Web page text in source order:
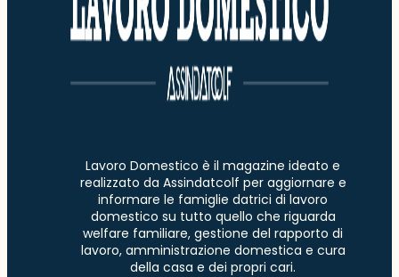
Lavoro Domestico è il magazine ideato e
realizzato da Assindatcolf per aggiornare e
informare le famiglie datrici di lavoro
domestico su tutto quello che riguarda
welfare familiare, gestione del rapporto di
lavoro, amministrazione domestica e cura
della casa e dei propri cari.